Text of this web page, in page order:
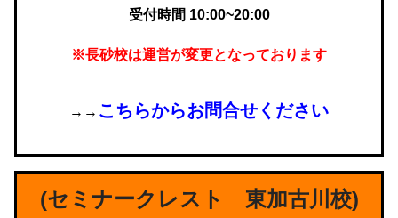
受付時間 10:00~20:00
※長砂校は運営が変更となっております
→→ こちらからお問合せください
(セミナークレスト 東加古川校)